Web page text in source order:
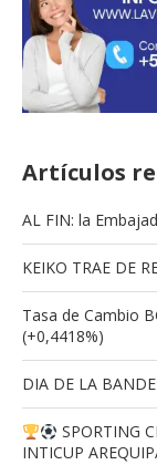
Artículos
AL FIN: la
KEIKO TRAE DE
Tasa de Cambio
(+0,4418%)
DIA DE LA
SPORTING
INTICUP